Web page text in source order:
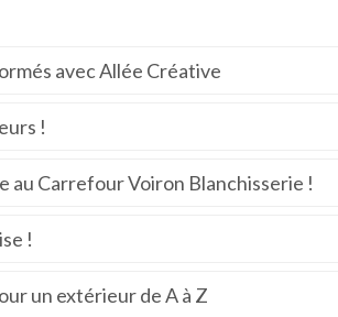
avec Allée Créative
!
Carrefour Voiron Blanchisserie !
!
un extérieur de A à Z